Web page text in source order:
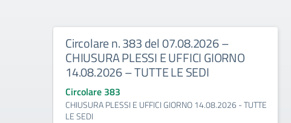
Circolare n. 383 del 07.08.2026 –
CHIUSURA PLESSI E UFFICI GIORNO
14.08.2026 – TUTTE LE SEDI
Circolare 383
CHIUSURA PLESSI E UFFICI GIORNO 14.08.2026 - TUTTE
LE SEDI